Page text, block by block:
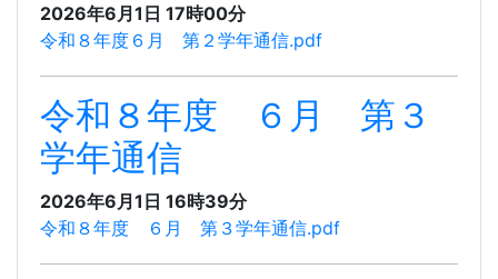
2026年6月1日 17時00分
令和８年度６月 第２学年通信.pdf
令和８年度 ６月 第３
学年通信
2026年6月1日 16時39分
令和８年度 ６月 第３学年通信.pdf